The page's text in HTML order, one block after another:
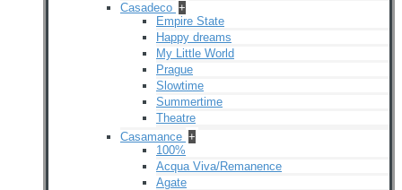
Casadeco +
Empire State
Happy dreams
My Little World
Prague
Slowtime
Summertime
Theatre
Casamance +
100%
Acqua Viva/Remanence
Agate